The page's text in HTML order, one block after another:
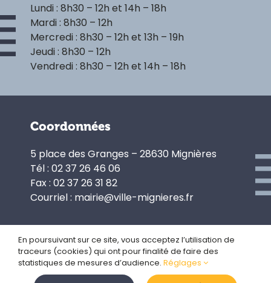
Lundi : 8h30 – 12h et 14h – 18h
Mardi : 8h30 – 12h
Mercredi : 8h30 – 12h et 13h – 19h
Jeudi : 8h30 – 12h
Vendredi : 8h30 – 12h et 14h – 18h
Coordonnées
5 place des Granges – 28630 Mignières
Tél : 02 37 26 46 06
Fax : 02 37 26 31 82
Courriel : mairie@ville-mignieres.fr
Politique de confidentialité
Gestion des cookies
En poursuivant sur ce site, vous acceptez l’utilisation de
traceurs (cookies) qui ont pour finalité de faire des
statistiques de mesures d’audience. Réglages